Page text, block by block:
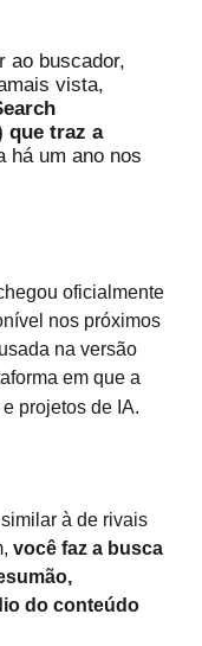
ao buscador,
vista,
que traz a
há um ano nos
oficialmente
nos próximos
na versão
em que a
projetos de IA.
à de rivais
você faz a busca
do conteúdo